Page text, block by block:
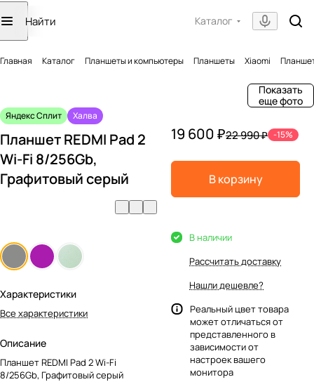
Каталог
Главная Каталог Планшеты и компьютеры Планшеты Xiaomi
Показать
еще фото
Яндекс Сплит Халва
Планшет REDMI Pad 2
Wi-Fi 8/256Gb,
Графитовый серый
Характеристики
Все характеристики
Описание
Планшет REDMI Pad 2 Wi-Fi
8/256Gb, Графитовый серый
19 600 ₽22 990 ₽ -15%
В корзину
В наличии
Рассчитать доставку
Нашли дешевле?
Реальный цвет товара
может отличаться от
представленного в
зависимости от
настроек вашего
монитора